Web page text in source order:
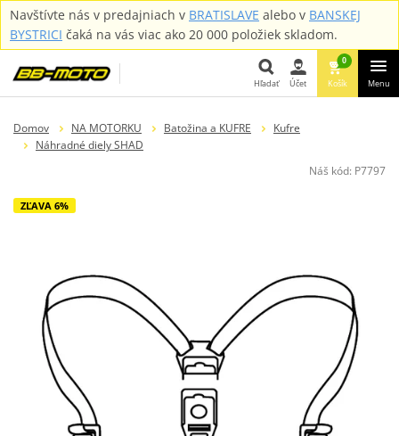
Navštívte nás v predajniach v BRATISLAVE alebo v BANSKEJ
BYSTRICI čaká na vás viac ako 20 000 položiek skladom.
Hľadať Účet
0
Košík Menu
Domov NA MOTORKU Batožina a KUFRE
Kufre
Náhradné diely SHAD
Náš kód: P7797
ZĽAVA 6%